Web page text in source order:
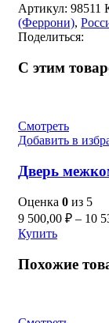
Артикул: 98511
(Феррони),
Поделиться:
С этим
Смотреть
Добавить в
Дверь
Оценка 0 из 5
9 500,00 ₽ – 10
Купить
Похожие